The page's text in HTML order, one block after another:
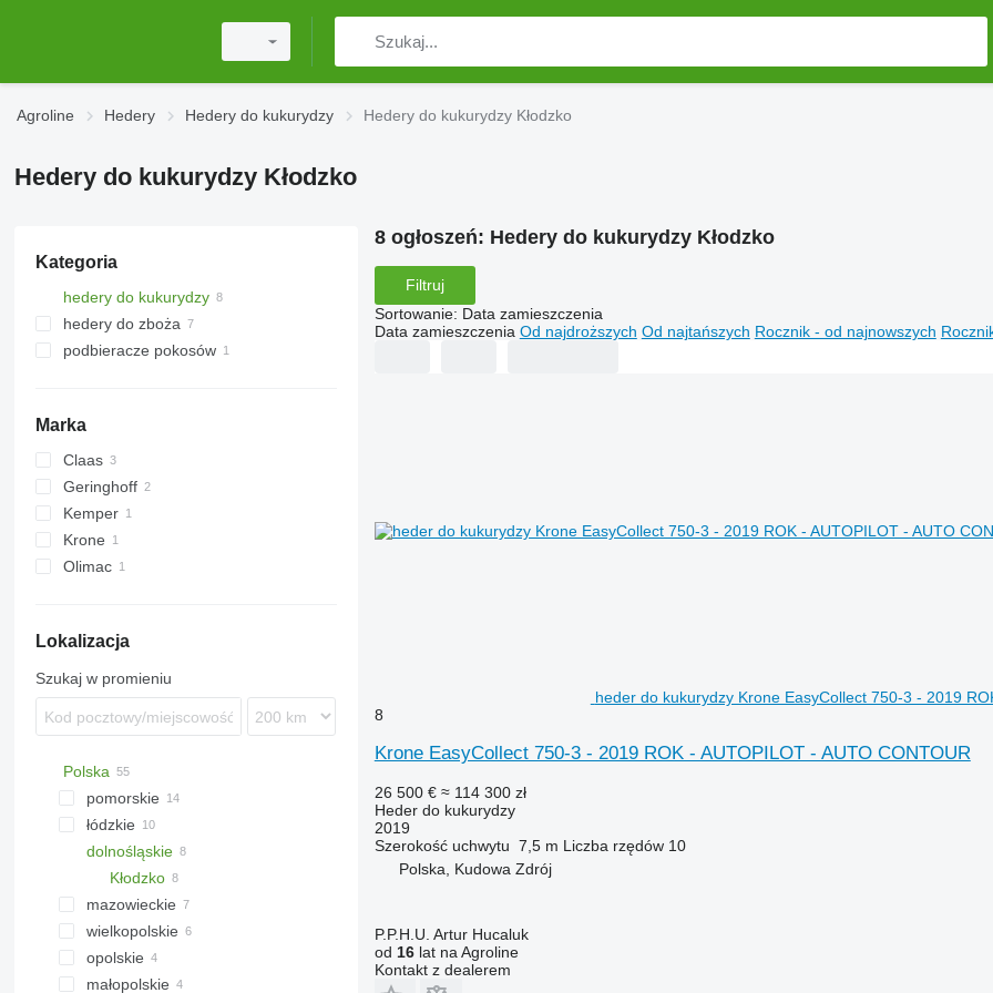
Agroline Hedery Hedery do kukurydzy Hedery do kukurydzy Kłodzko
Hedery do kukurydzy Kłodzko
Kategoria
hedery do kukurydzy
hedery do zboża
podbieracze pokosów
Marka
Claas
Conspeed
Corio
Orbis
Geringhoff
HORIZON
RD
Kemper
Krone
EasyCollect
Olimac
Lokalizacja
Szukaj w promieniu
Polska
pomorskie
Główczyce
Głobino
łódzkie
Pabianice
Łagiewniki Nowe
dolnośląskie
Kłodzko
mazowieckie
Siedlce
wielkopolskie
Jarocin
Tarnowo Podgórne
opolskie
Nysa
małopolskie
8 ogłoszeń: Hedery do kukurydzy Kłodzko
Filtruj
Sortowanie: Data zamieszczenia
Data zamieszczenia Od najdroższych Od najtańszych Rocznik - od najnowszych
heder do kukurydzy Krone EasyCollect 750-3 - 2019
8
Krone EasyCollect 750-3 - 2019 ROK - AUTOPILOT - AUTO CONTOUR
26 500 € ≈ 114 300 zł
Heder do kukurydzy
2019
Szerokość uchwytu 7,5 m Liczba rzędów 10
Polska, Kudowa Zdrój
P.P.H.U. Artur Hucaluk
od 16lat na Agroline
Kontakt z dealerem